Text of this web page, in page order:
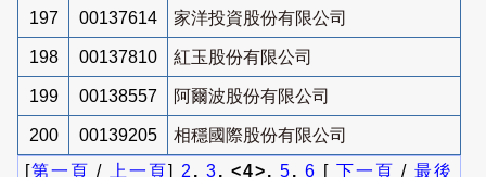
197 00137614 家洋投資股份有限公司
198 00137810 紅玉股份有限公司
199 00138557 阿爾波股份有限公司
200 00139205
相穩國際股份有限公司
[第一頁 / 上一頁] 2 , 3, <4>, 5, 6 [ 下一頁 / 最後